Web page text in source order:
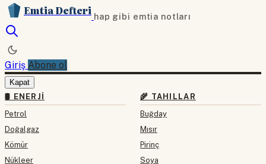
Emtia Defteri hap gibi emtia notları
Giriş Abone ol
Kapat
🛢 ENERJI
Petrol
Doğalgaz
Kömür
Nükleer
🌾 TAHILLAR
Buğday
Mısır
Pirinç
Soya